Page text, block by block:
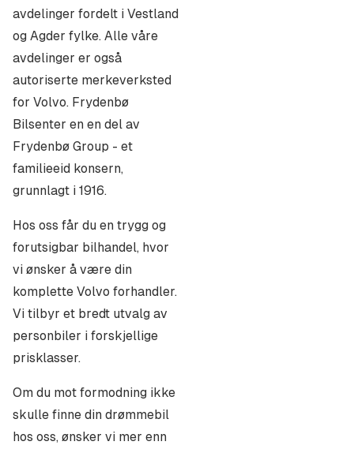
Vi har et bredt utvalg av tilbehør som vi kan levere med
din nye bruktbil fra oss.
Uansett hva det skulle være, ta gjerne kontakt med oss
så prøver vi å finne en løsning. Under nevner vi noe av
det tilbehøret som vi ofte skaffer sammen med en ny
bruktbil:
- Hengerfeste
- Takboks (Volvo, Packline, Skiguard)
- Takbøyler skreddersydd til bilen
- Bagsjeromsmatter
- Polestar Optimering/Effekt økning originalt fra
Volvo/Polestar
- Støtfanger beskyttelse
- Pigg eller Piggfrie vinterdekk
- Skvettlapper
- Eksteriør styling som takspoiler, sidedekor etc.
- Lakkbehandlinger Fra Ditec
- Toning/Foliering av ruter
avdelinger fordelt i Vestland
og Agder fylke. Alle våre
avdelinger er også
autoriserte merkeverksted
for Volvo. Frydenbø
Bilsenter en en del av
Frydenbø Group - et
familieeid konsern,
grunnlagt i 1916.
Hos oss får du en trygg og
forutsigbar bilhandel, hvor
vi ønsker å være din
komplette Volvo forhandler.
Vi tilbyr et bredt utvalg av
personbiler i forskjellige
prisklasser.
Om du mot formodning ikke
skulle finne din drømmebil
hos oss, ønsker vi mer enn